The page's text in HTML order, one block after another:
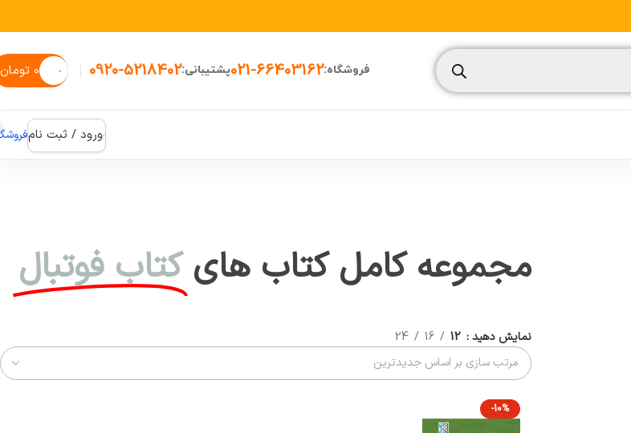
فروشگاه:021-66403162پشتیبانی:0920-5218402 ۰ تومان
آسیب شناسی و حرکات اصلاحی
حرکت شناسی و بیومکانیک
ورود / ثبت نام
مجموعه کامل کتاب های کتاب فوتبال
نمایش دهید 12
16
24
-10%